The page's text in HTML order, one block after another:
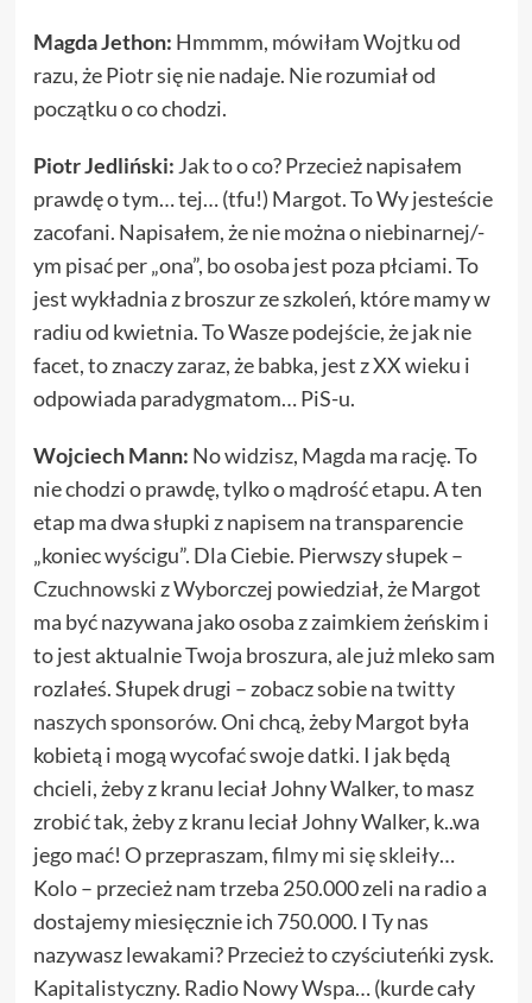
Magda Jethon: Hmmmm, mówiłam Wojtku od
razu, że Piotr się nie nadaje. Nie rozumiał od
początku o co chodzi.
Piotr Jedliński: Jak to o co? Przecież napisałem
prawdę o tym… tej… (tfu!) Margot. To Wy jesteście
zacofani. Napisałem, że nie można o niebinarnej/-
ym pisać per „ona”, bo osoba jest poza płciami. To
jest wykładnia z broszur ze szkoleń, które mamy w
radiu od kwietnia. To Wasze podejście, że jak nie
facet, to znaczy zaraz, że babka, jest z XX wieku i
odpowiada paradygmatom… PiS-u.
Wojciech Mann: No widzisz, Magda ma rację. To
nie chodzi o prawdę, tylko o mądrość etapu. A ten
etap ma dwa słupki z napisem na transparencie
„koniec wyścigu”. Dla Ciebie. Pierwszy słupek –
Czuchnowski z Wyborczej powiedział, że Margot
ma być nazywana jako osoba z zaimkiem żeńskim i
to jest aktualnie Twoja broszura, ale już mleko sam
rozlałeś. Słupek drugi – zobacz sobie natwitty
naszych sponsorów. Oni chcą, żeby Margot była
kobietą i mogą wycofać swoje datki. I jak będą
chcieli, żeby z kranu leciał Johny Walker, to masz
zrobić tak, żeby z kranu leciał Johny Walker, k..wa
jego mać! O przepraszam,filmy mi się skleiły…
Kolo – przecież nam trzeba 250.000 zeli na radio a
dostajemy miesięcznie ich 750.000. I Ty nas
nazywasz lewakami? Przecież to czyściuteńki zysk.
Kapitalistyczny. Radio Nowy Wspa… (kurde cały